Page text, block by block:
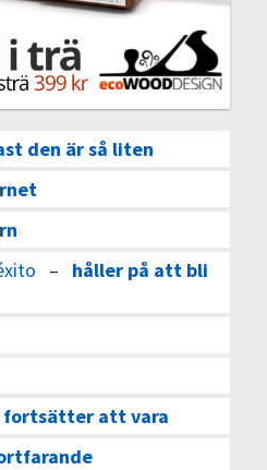
den är så liten
– håller på att bli
fortsätter att vara